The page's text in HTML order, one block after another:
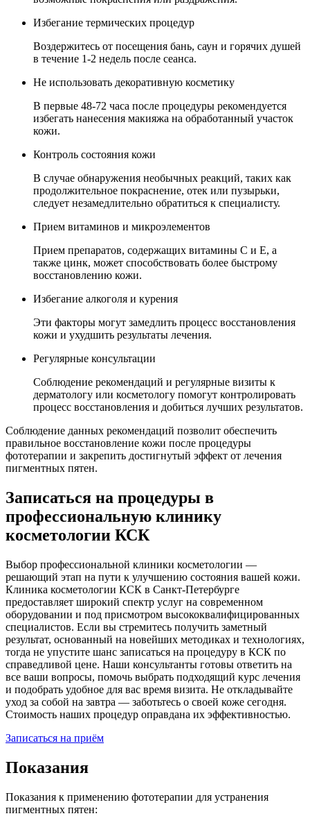
Избегание термических процедур
Воздержитесь от посещения бань, саун и горячих душей
в течение 1-2 недель после сеанса.
Не использовать декоративную косметику
В первые 48-72 часа после процедуры рекомендуется
избегать нанесения макияжа на обработанный участок
кожи.
Контроль состояния кожи
В случае обнаружения необычных реакций, таких как
продолжительное покраснение, отек или пузырьки,
следует незамедлительно обратиться к специалисту.
Прием витаминов и микроэлементов
Прием препаратов, содержащих витамины C и E, а
также цинк, может способствовать более быстрому
восстановлению кожи.
Избегание алкоголя и курения
Эти факторы могут замедлить процесс восстановления
кожи и ухудшить результаты лечения.
Регулярные консультации
Соблюдение рекомендаций и регулярные визиты к
дерматологу или косметологу помогут контролировать
процесс восстановления и добиться лучших результатов.
Соблюдение данных рекомендаций позволит обеспечить
правильное восстановление кожи после процедуры
фототерапии и закрепить достигнутый эффект от лечения
пигментных пятен.
Записаться на процедуры в
профессиональную клинику
косметологии КСК
Выбор профессиональной клиники косметологии —
решающий этап на пути к улучшению состояния вашей кожи.
Клиника косметологии КСК в Санкт-Петербурге
предоставляет широкий спектр услуг на современном
оборудовании и под присмотром высококвалифицированных
специалистов. Если вы стремитесь получить заметный
результат, основанный на новейших методиках и технологиях,
тогда не упустите шанс записаться на процедуру в КСК по
справедливой цене. Наши консультанты готовы ответить на
все ваши вопросы, помочь выбрать подходящий курс лечения
и подобрать удобное для вас время визита. Не откладывайте
уход за собой на завтра — заботьтесь о своей коже сегодня.
Стоимость наших процедур оправдана их эффективностью.
Записаться на приём
Показания
Показания к применению фототерапии для устранения
пигментных пятен: